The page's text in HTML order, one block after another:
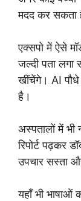
मदद कर सकता
एक्सपो में ऐसे
जल्दी पता
खींचेंगे। AI
है।
अस्पतालों में
रिपोर्ट पढ़कर
उपचार सस्ता
यहाँ भी